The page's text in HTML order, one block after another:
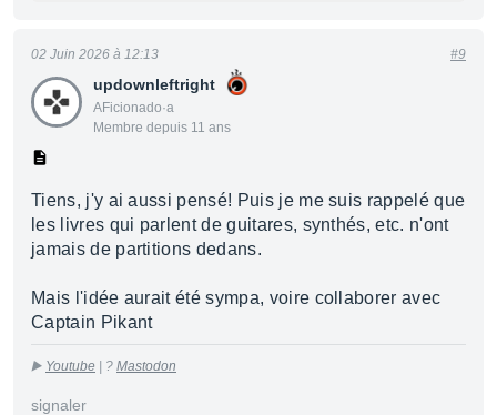
updownleftright
AFicionado·a
Membre depuis 11 ans
02 Juin 2026 à 12:13 #9
Tiens, j'y ai aussi pensé! Puis je me suis rappelé que
les livres qui parlent de guitares, synthés, etc. n'ont
jamais de partitions dedans.
Mais l'idée aurait été sympa, voire collaborer avec
Captain Pikant
▶️ Youtube | ? Mastodon
signaler